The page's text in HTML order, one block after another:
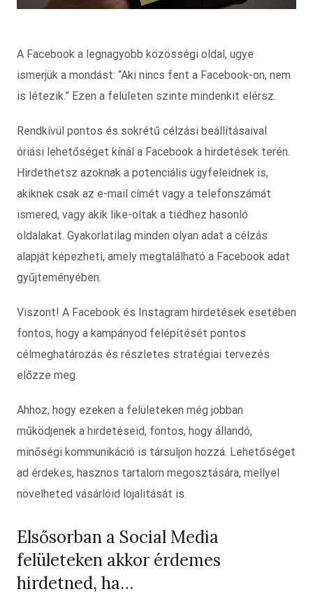
A Facebook a legnagyobb közösségi oldal, ugye
ismerjük a mondást: “Aki nincs fent a Facebook-on, nem
is létezik.” Ezen a felületen szinte mindenkit elérsz.
Rendkívül pontos és sokrétű célzási beállításaival
óriási lehetőséget kínál a Facebook a hirdetések terén.
Hirdethetsz azoknak a potenciális ügyfeleidnek is,
akiknek csak az e-mail címét vagy a telefonszámát
ismered, vagy akik like-oltak a tiédhez hasonló
oldalakat. Gyakorlatilag minden olyan adat a célzás
alapját képezheti, amely megtalálható a Facebook adat
gyűjteményében.
Viszont! A Facebook és Instagram hirdetések esetében
fontos, hogy a kampányod felépítését pontos
célmeghatározás és részletes stratégiai tervezés
előzze meg.
Ahhoz, hogy ezeken a felületeken még jobban
működjenek a hirdetéseid, fontos, hogy állandó,
minőségi kommunikáció is társuljon hozzá. Lehetőséget
ad érdekes, hasznos tartalom megosztására, mellyel
növelheted vásárlóid lojalitását is.
Elsősorban a Social Media
felületeken akkor érdemes
hirdetned, ha…